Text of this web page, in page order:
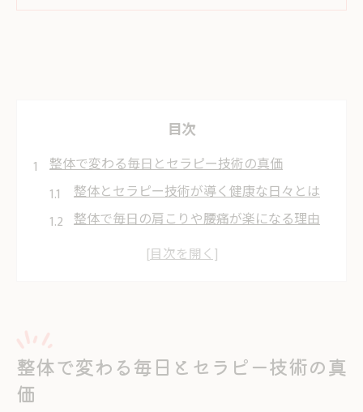
目次
整体で変わる毎日とセラピー技術の真価
整体とセラピー技術が導く健康な日々とは
整体で毎日の肩こりや腰痛が楽になる理由
整体の施術で感じる心身の変化と効果を解
らす
整体で変わる毎日とセラピー技術の真
価